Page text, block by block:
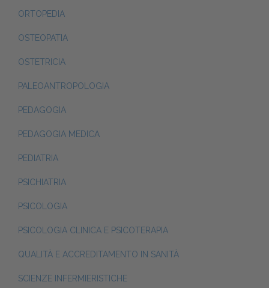
ORTOPEDIA
OSTEOPATIA
OSTETRICIA
PALEOANTROPOLOGIA
PEDAGOGIA
PEDAGOGIA MEDICA
PEDIATRIA
PSICHIATRIA
PSICOLOGIA
PSICOLOGIA CLINICA E PSICOTERAPIA
QUALITÀ E ACCREDITAMENTO IN SANITÀ
SCIENZE INFERMIERISTICHE